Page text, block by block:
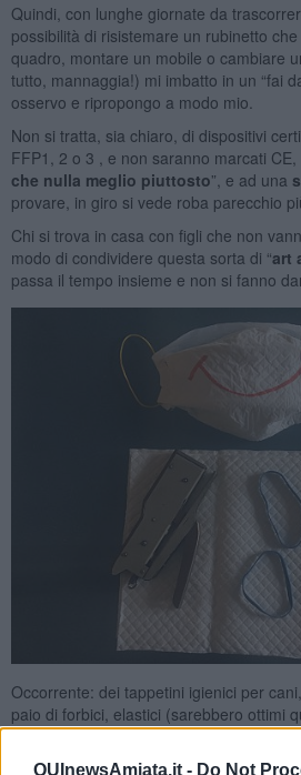
QUInewsAmiata.it - Do Not
Quindi, con lunghe giornate da
possibilità di risistemare un rubinetto
quadro, montare un mobile o cambiare
tutto, mannaggia!) mi imbatto in un “fai
osservo e ripropongo a modo mio.
Non si tratta, sia chiaro, di dispositivi
FFP1, 2 o 3 , e non saranno marcati CE,
che nulla meglio piuttosto”, e ad una
provare, in giro si vede roba parecchio
Chi si trova in casa con figli che non
modo di condividere questa sorta di “art
passa il tempo insieme e non si fanno
Occorrente: dei tappetini igienici per
paio di forbici, elastici (sarebbero ottimi
bene anche quelli semplici di gomma e
cucitrice. I tappetini li ho pagati meno di